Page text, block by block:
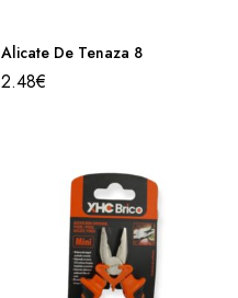
Alicate De Tenaza 8
2.48€